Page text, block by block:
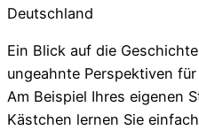
Deutschland
Ein Blick auf die
ungeahnte Perspektiven
Am Beispiel Ihres eigenen
Kästchen lernen Sie